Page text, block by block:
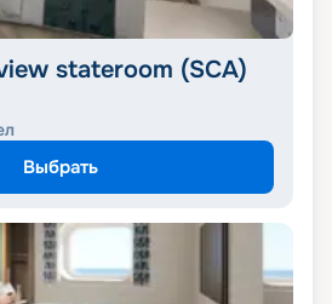
stateroom (SCA)
Выбрать